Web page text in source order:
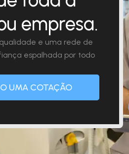
empresa.
e uma rede de
espalhada por todo
UMA COTAÇÃO